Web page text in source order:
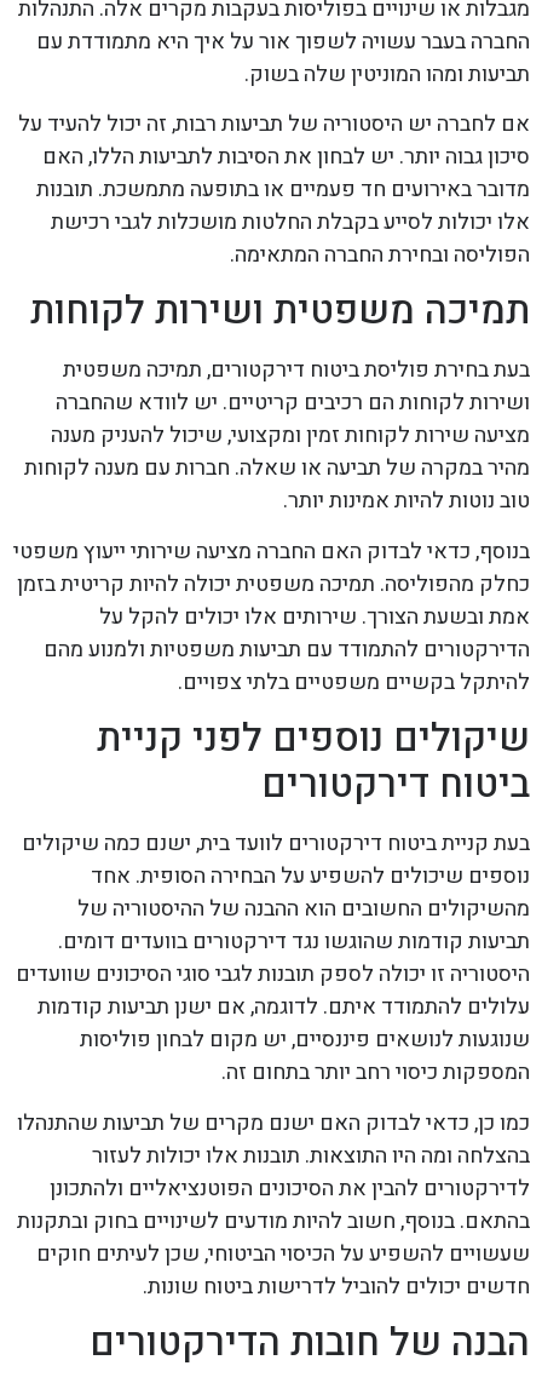
מגבלות או שינויים בפוליסות בעקבות מקרים אלה. התנהלות
החברה בעבר עשויה לשפוך אור על איך היא מתמודדת עם
תביעות ומהו המוניטין שלה בשוק.
אם לחברה יש היסטוריה של תביעות רבות, זה יכול להעיד על
סיכון גבוה יותר. יש לבחון את הסיבות לתביעות הללו, האם
מדובר באירועים חד פעמיים או בתופעה מתמשכת. תובנות
אלו יכולות לסייע בקבלת החלטות מושכלות לגבי רכישת
הפוליסה ובחירת החברה המתאימה.
תמיכה משפטית ושירות לקוחות
בעת בחירת פוליסת ביטוח דירקטורים, תמיכה משפטית
ושירות לקוחות הם רכיבים קריטיים. יש לוודא שהחברה
מציעה שירות לקוחות זמין ומקצועי, שיכול להעניק מענה
מהיר במקרה של תביעה או שאלה. חברות עם מענה לקוחות
טוב נוטות להיות אמינות יותר.
בנוסף, כדאי לבדוק האם החברה מציעה שירותי ייעוץ משפטי
כחלק מהפוליסה. תמיכה משפטית יכולה להיות קריטית בזמן
אמת ובשעת הצורך. שירותים אלו יכולים להקל על
הדירקטורים להתמודד עם תביעות משפטיות ולמנוע מהם
להיתקל בקשיים משפטיים בלתי צפויים.
שיקולים נוספים לפני קניית
ביטוח דירקטורים
בעת קניית ביטוח דירקטורים לוועד בית, ישנם כמה שיקולים
נוספים שיכולים להשפיע על הבחירה הסופית. אחד
מהשיקולים החשובים הוא ההבנה של ההיסטוריה של
תביעות קודמות שהוגשו נגד דירקטורים בוועדים דומים.
היסטוריה זו יכולה לספק תובנות לגבי סוגי הסיכונים שוועדים
עלולים להתמודד איתם. לדוגמה, אם ישנן תביעות קודמות
שנוגעות לנושאים פיננסיים, יש מקום לבחון פוליסות
המספקות כיסוי רחב יותר בתחום זה.
כמו כן, כדאי לבדוק האם ישנם מקרים של תביעות שהתנהלו
בהצלחה ומה היו התוצאות. תובנות אלו יכולות לעזור
לדירקטורים להבין את הסיכונים הפוטנציאליים ולהתכונן
בהתאם. בנוסף, חשוב להיות מודעים לשינויים בחוק ובתקנות
שעשויים להשפיע על הכיסוי הביטוחי, שכן לעיתים חוקים
חדשים יכולים להוביל לדרישות ביטוח שונות.
הבנה של חובות הדירקטורים